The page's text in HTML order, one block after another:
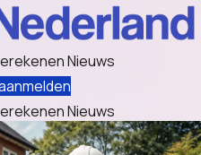
Nieuws
Nieuws